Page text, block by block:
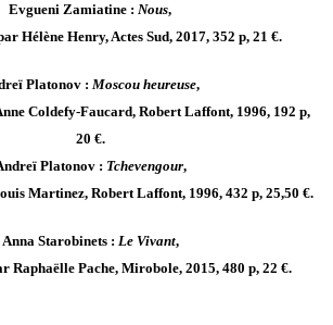
Evgueni Zamiatine : Nous,
Hélène Henry, Actes Sud, 2017, 352 p, 21 €.
Platonov : Moscou heureuse,
Coldefy-Faucard, Robert Laffont, 1996, 192 p,
20 €.
Platonov : Tchevengour,
Martinez, Robert Laffont, 1996, 432 p, 25,50 €.
Anna Starobinets : Le Vivant,
Raphaëlle Pache, Mirobole, 2015, 480 p, 22 €.